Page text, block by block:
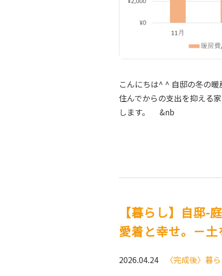
こんにちは^ ^ 自邸の冬の
住んでからの支出を抑える
します。 &nb
【暮らし】自邸-
愛着と幸せ。－
2026.04.24 〈完成後〉暮